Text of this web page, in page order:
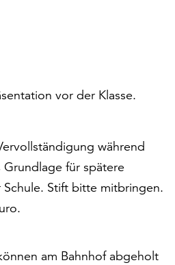
vor der Klasse.
während
Grundlage für spätere
Stift bitte mitbringen.
am Bahnhof abgeholt